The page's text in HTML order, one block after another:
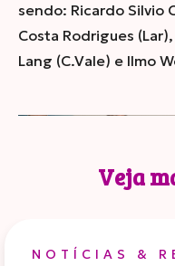
sendo: Ricardo Silvio
Costa Rodrigues
Lang (C.Vale) e Ilmo
Veja
NOTÍCIAS &